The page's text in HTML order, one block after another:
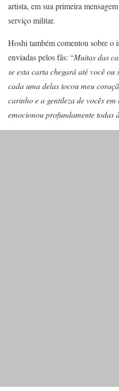
artista, em sua primeira
serviço militar.
Hoshi também comentou sobre o
enviadas pelos fãs: “Muitas das
se esta carta chegará até você
cada uma delas tocou meu
carinho e a gentileza de vocês
emocionou profundamente todas